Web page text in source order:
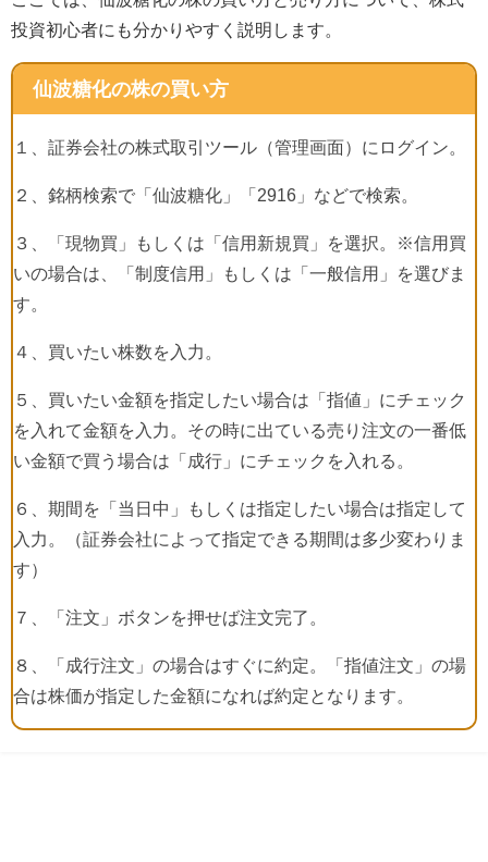
投資初心者にも分かりやすく説明します。
仙波糖化の株の買い方
１、証券会社の株式取引ツール（管理画面）にログイン。
２、銘柄検索で「仙波糖化」「 2916 」などで検索。
３、「現物買」もしくは「信用新規買」を選択。※信用買
いの場合は、「制度信用」もしくは「一般信用」を選びま
す。
４、買いたい株数を入力。
５、買いたい金額を指定したい場合は「指値」にチェック
を入れて金額を入力。その時に出ている売り注文の一番低
い金額で買う場合は「成行」にチェックを入れる。
６、期間を「当日中」もしくは指定したい場合は指定して
入力。（証券会社によって指定できる期間は多少変わりま
す）
７、「注文」ボタンを押せば注文完了。
８、「成行注文」の場合はすぐに約定。「指値注文」の場
合は株価が指定した金額になれば約定となります。